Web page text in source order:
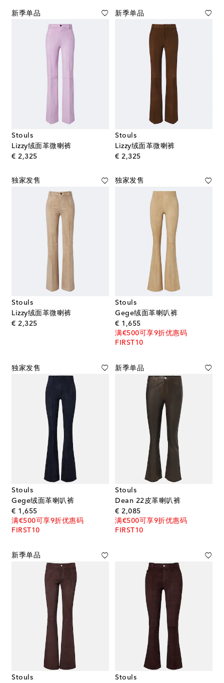
新季单品
Stouls
Lizzy绒面革微喇裤
€ 2,325original price
新季单品
Stouls
Lizzy绒面革微喇裤
€ 2,325original price
独家发售
Stouls
Lizzy绒面革微喇裤
€ 2,325original price
独家发售
Stouls
Gege绒面革喇叭裤
€ 1,655original price
满€500可享9折优惠码
FIRST10
独家发售
Stouls
Gege绒面革喇叭裤
€ 1,655original price
满€500可享9折优惠码
FIRST10
新季单品
Stouls
Dean 22皮革喇叭裤
€ 2,085original price
满€500可享9折优惠码
FIRST10
新季单品
Stouls Stouls